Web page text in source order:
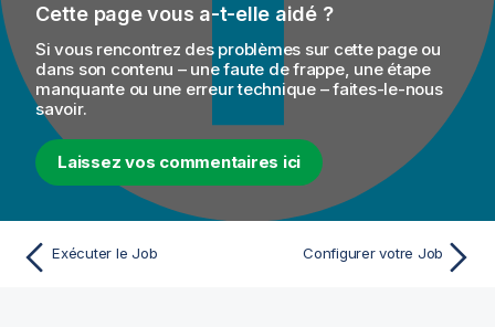
Cette page vous a-t-elle aidé ?
Si vous rencontrez des problèmes sur cette page ou
dans son contenu – une faute de frappe, une étape
manquante ou une erreur technique – faites-le-nous
savoir.
Laissez vos commentaires ici
Exécuter le Job Configurer votre Job